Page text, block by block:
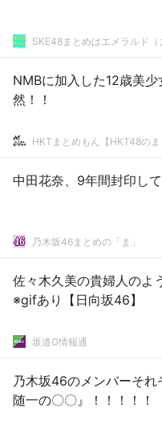
SKE48まとめはエメラルド（
NMBに加入した12歳美
然！！
HKTまとめもん【HKT48のま
中田花奈、9年間封印し
乃木坂46まとめの「ま」
佐々木久美の貴婦人のよ
※gifあり【日向坂46】
坂道G情報通
乃木坂46のメンバーそれ
随一の〇〇』！！！！！